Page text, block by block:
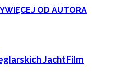
WIĘCEJ OD AUTORA
JachtFilm